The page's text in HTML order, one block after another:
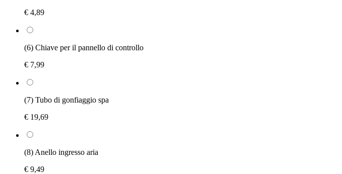
€ 4,89
(6) Chiave per il pannello di controllo
€ 7,99
(7) Tubo di gonfiaggio spa
€ 19,69
(8) Anello ingresso aria
€ 9,49